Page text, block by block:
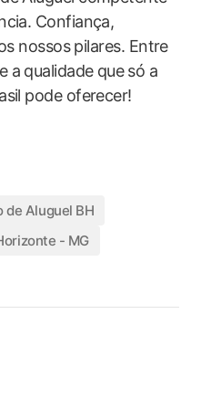
Confiança,
nossos pilares. Entre
a qualidade que ⁣só ​a
pode oferecer!
de Aluguel BH
- MG